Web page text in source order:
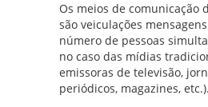
Os meios de comunicação
são veiculações
número de pessoas
no caso das mídias
emissoras de televisão,
periódicos, magazines, etc.).